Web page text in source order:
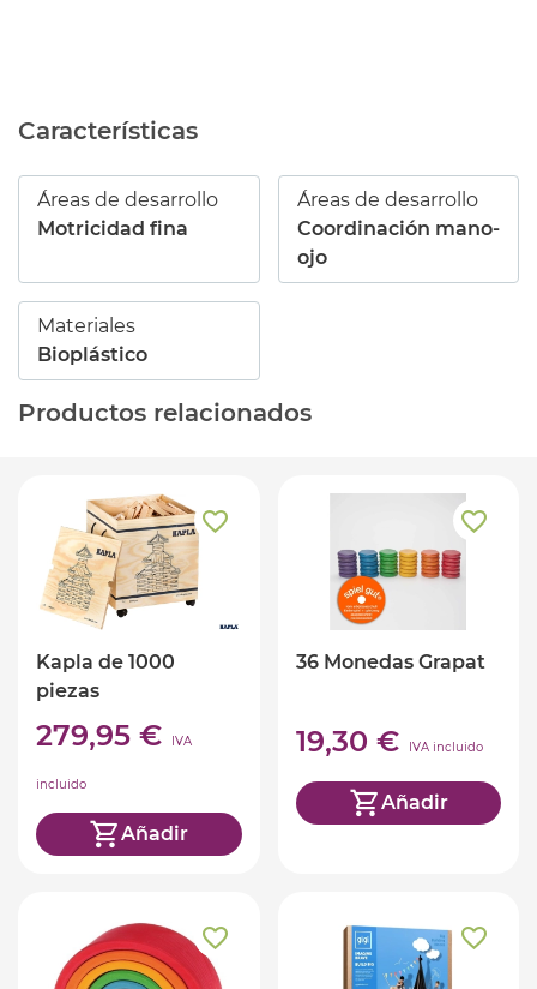
Características
Áreas de desarrollo
Motricidad fina
Áreas de desarrollo
Coordinación mano-
ojo
Materiales
Bioplástico
Productos relacionados
Kapla de 1000
piezas
279,95 € IVA
incluido
Añadir
36 Monedas Grapat
19,30 € IVA incluido
Añadir